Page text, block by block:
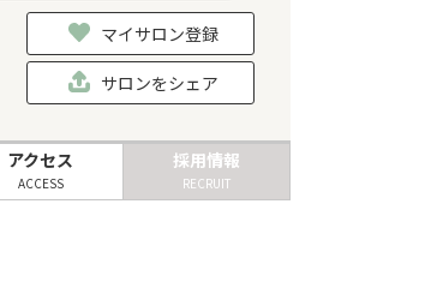
マイサロン登録
サロンをシェア
アクセス
ACCESS
採用情報
RECRUIT